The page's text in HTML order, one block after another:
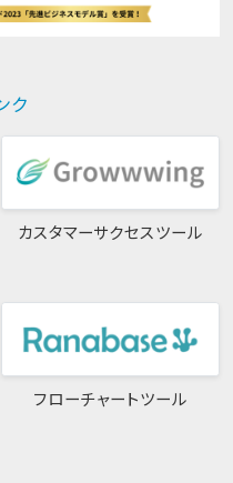
ク
カスタマーサクセスツール
フローチャートツール